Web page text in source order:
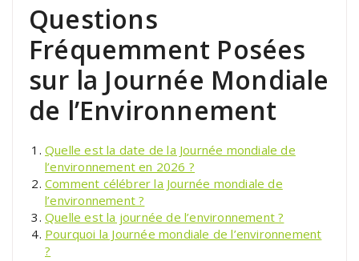
Questions
Fréquemment Posées
sur la Journée Mondiale
de l’Environnement
Quelle est la date de la Journée mondiale de
l’environnement en 2026 ?
Comment célébrer la Journée mondiale de
l’environnement ?
Quelle est la journée de l’environnement ?
Pourquoi la Journée mondiale de l’environnement
?